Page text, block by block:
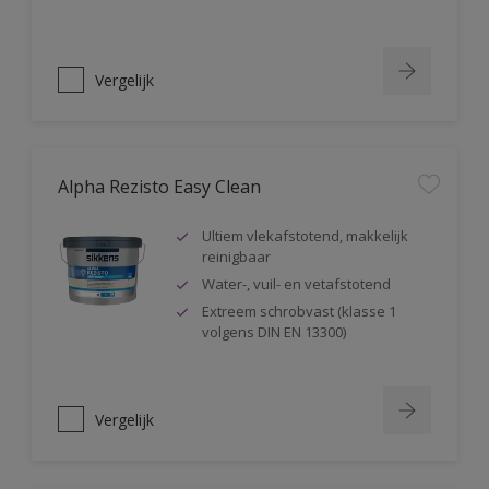
Vergelijk
Alpha Rezisto Easy Clean
Ultiem vlekafstotend, makkelijk
reinigbaar
Water-, vuil- en vetafstotend
Extreem schrobvast (klasse 1
volgens DIN EN 13300)
Vergelijk